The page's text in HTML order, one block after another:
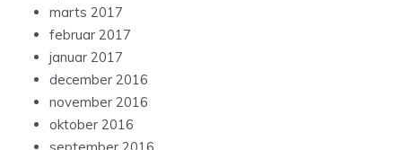
marts 2017
februar 2017
januar 2017
december 2016
november 2016
oktober 2016